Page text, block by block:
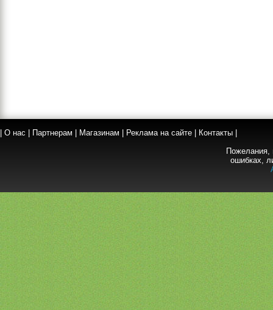
О нас Партнерам Магазинам Реклама на сайте Контакты
Пожелания,
ошибках,